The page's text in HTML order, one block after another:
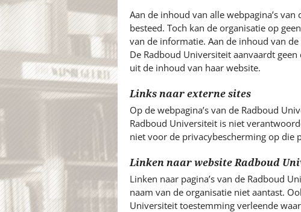
t
e
.
.
Aan de inhoud van alle webpagina’s
besteed. Toch kan de organisatie op
van de informatie. Aan de inhoud van
De Radboud Universiteit aanvaardt
uit de inhoud van haar website.
Links naar externe sites
Op de webpagina’s van de Radboud
Radboud Universiteit is niet
niet voor de privacybescherming op die
Linken naar website Radboud
Linken naar pagina’s van de Radboud
naam van de organisatie niet aantast.
Universiteit toestemming verleende